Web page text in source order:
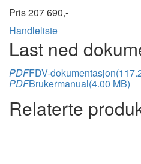
Pris207 690,-
Handleliste
Last ned
PDFFDV-dokumentasjon
PDFBrukermanual(4.00 MB)
Relaterte